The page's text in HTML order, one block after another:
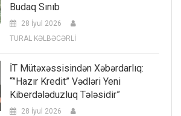
Budaq Sınıb
28 İyul 2026
TURAL KƏLBƏCƏRLİ
İT Mütəxəssisindən Xəbərdarlıq:
“”Hazır Kredit” Vədləri Yeni
Kiberdələduzluq Tələsidir”
28 İyul 2026